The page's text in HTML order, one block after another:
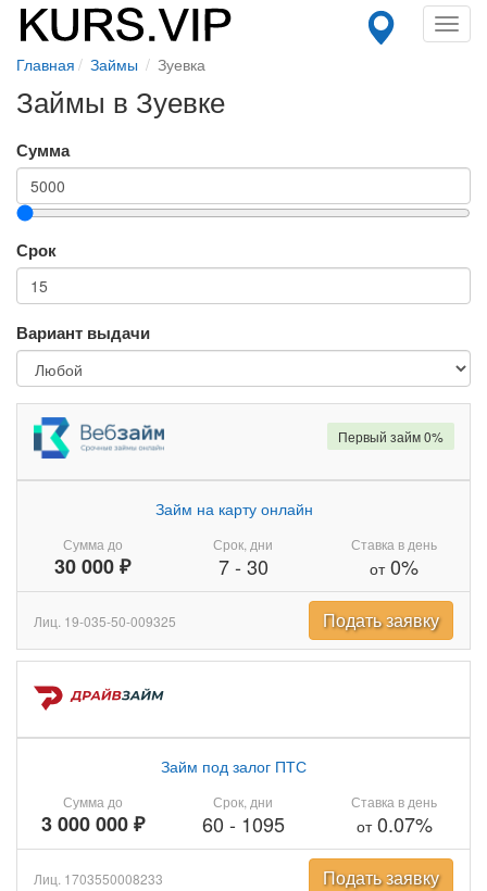
Главная Займы Зуевка
Займы в Зуевке
Сумма
Срок
Вариант выдачи
Сумма до
30 000 ₽
Займ на карту онлайн
Срок, дни
7- 30
Ставка в день
от0%
Первый займ 0%
Лиц. 19-035-50-009325 Подать заявку
Сумма до
3 000 000 ₽
Займ под залог ПТС
Срок, дни
60 - 1095
Ставка в день
от0.07%
Лиц. 1703550008233 Подать заявку